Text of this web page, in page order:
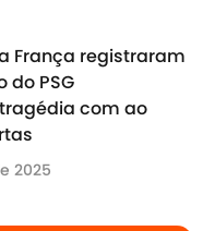
França registraram
PSG
com ao
2025